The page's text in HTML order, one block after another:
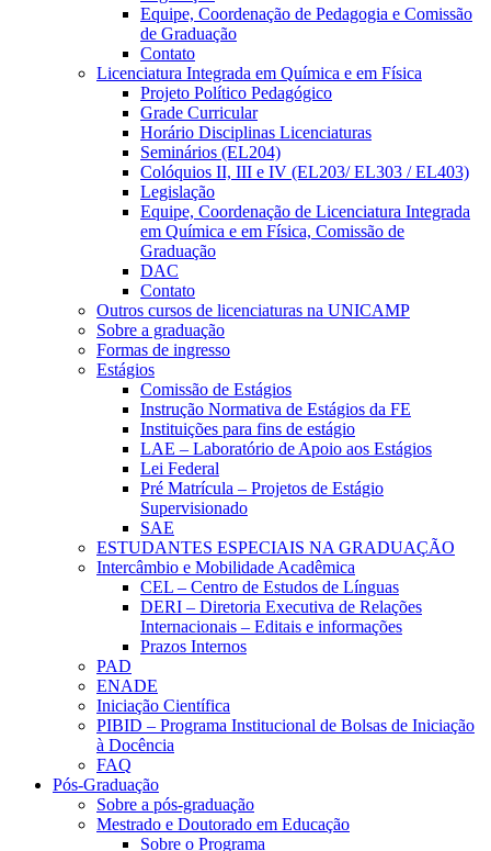
Equipe, Coordenação de Pedagogia e Comissão
de Graduação
Contato
Licenciatura Integrada em Química e em Física
Projeto Político Pedagógico
Grade Curricular
Horário Disciplinas Licenciaturas
Seminários (EL204)
Colóquios II, III e IV (EL203/ EL303 / EL403)
Legislação
Equipe, Coordenação de Licenciatura Integrada
em Química e em Física, Comissão de
Graduação
DAC
Contato
Outros cursos de licenciaturas na UNICAMP
Sobre a graduação
Formas de ingresso
Estágios
Comissão de Estágios
Instrução Normativa de Estágios da FE
Instituições para fins de estágio
LAE – Laboratório de Apoio aos Estágios
Lei Federal
Pré Matrícula – Projetos de Estágio
Supervisionado
SAE
ESTUDANTES ESPECIAIS NA GRADUAÇÃO
Intercâmbio e Mobilidade Acadêmica
CEL – Centro de Estudos de Línguas
DERI – Diretoria Executiva de Relações
Internacionais – Editais e informações
Prazos Internos
PAD
ENADE
Iniciação Científica
PIBID – Programa Institucional de Bolsas de Iniciação
à Docência
FAQ
Pós-Graduação
Sobre a pós-graduação
Mestrado e Doutorado em Educação
Sobre o Programa